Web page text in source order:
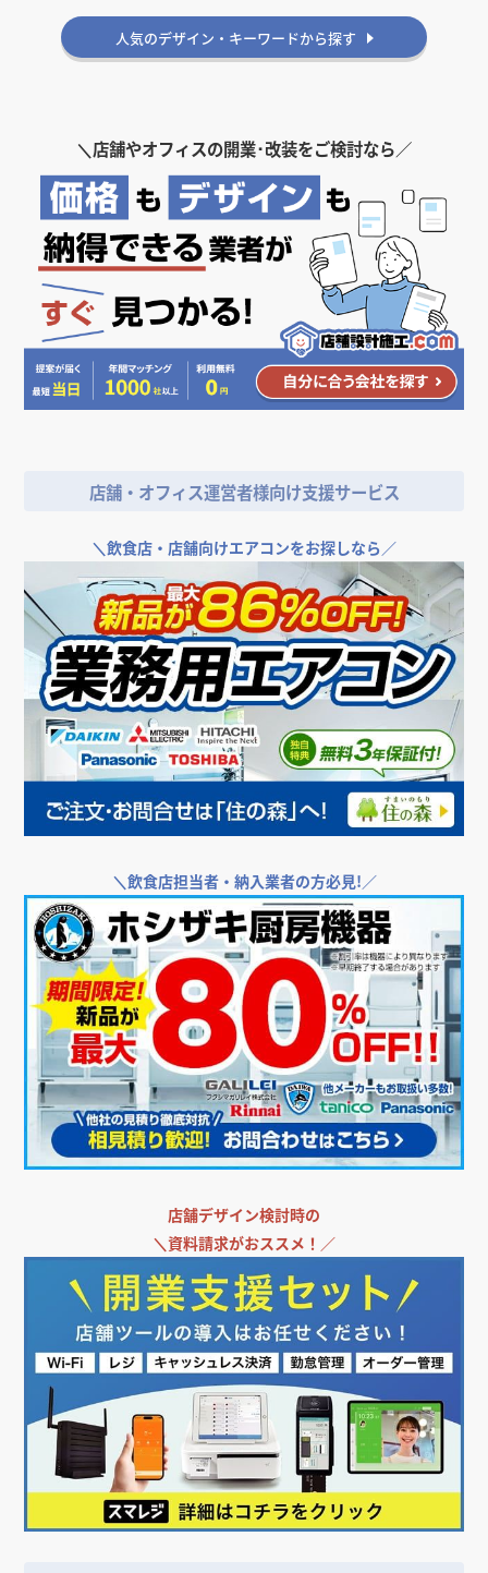
人気のデザイン・キーワードから探す
＼店舗やオフィスの開業･改装をご検討なら／
店舗・オフィス運営者様向け支援サービス
＼飲食店・店舗向けエアコンをお探しなら／
＼飲食店担当者・納入業者の方必見!／
店舗デザイン検討時の
＼資料請求がおススメ！／